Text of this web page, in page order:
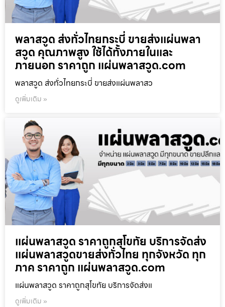
พลาสวูด ส่งทั่วไทยกระบี่ ขายส่งแผ่นพลา
สวูด คุณภาพสูง ใช้ได้ทั้งภายในและ
ภายนอก ราคาถูก แผ่นพลาสวูด.com
พลาสวูด ส่งทั่วไทยกระบี่ ขายส่งแผ่นพลาสว
ดูเพิ่มเติม »
แผ่นพลาสวูด ราคาถูกสุโขทัย บริการจัดส่ง
แผ่นพลาสวูดขายส่งทั่วไทย ทุกจังหวัด ทุก
ภาค ราคาถูก แผ่นพลาสวูด.com
แผ่นพลาสวูด ราคาถูกสุโขทัย บริการจัดส่งแ
ดูเพิ่มเติม »